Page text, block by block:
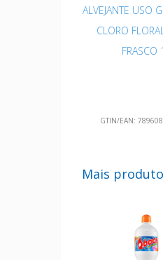
ALVEJANTE USO
CLORO
FRASCO
GTIN/EAN:
Mais